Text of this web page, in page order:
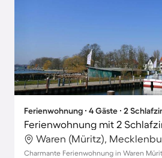
Ferienwohnung ∙ 4 Gäste ∙ 2
Charmante Ferienwohnung in Waren